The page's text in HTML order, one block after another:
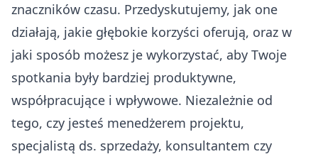
znaczników czasu. Przedyskutujemy, jak one
działają, jakie głębokie korzyści oferują, oraz w
jaki sposób możesz je wykorzystać, aby Twoje
spotkania były bardziej produktywne,
współpracujące i wpływowe. Niezależnie od
tego, czy jesteś menedżerem projektu,
specjalistą ds. sprzedaży, konsultantem czy